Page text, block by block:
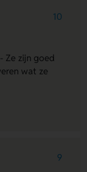
10
Ze zijn goed
wat ze
9